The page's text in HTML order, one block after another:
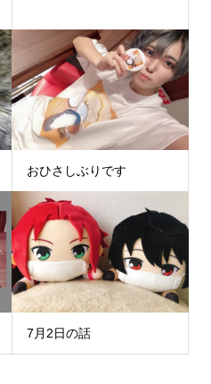
おひさしぶりです
7月2日の話